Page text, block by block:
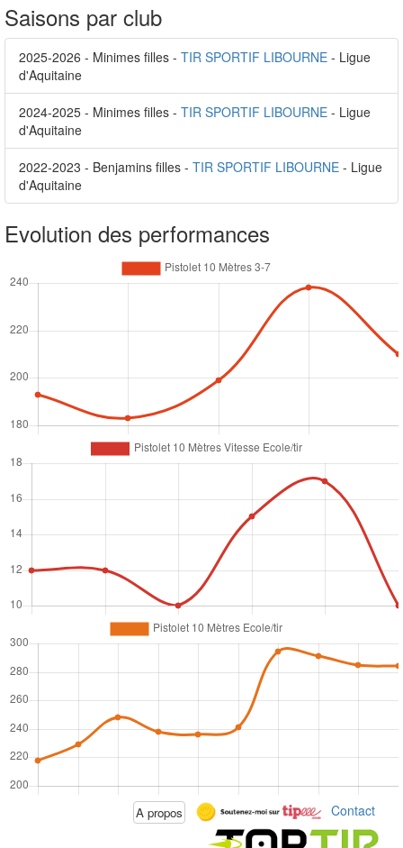
Saisons par club
2025-2026 - Minimes filles - TIR SPORTIF LIBOURNE - Ligue
d'Aquitaine
2024-2025 - Minimes filles - TIR SPORTIF LIBOURNE - Ligue
d'Aquitaine
2022-2023 - Benjamins filles - TIR SPORTIF LIBOURNE - Ligue
d'Aquitaine
Evolution des performances
A propos Contact